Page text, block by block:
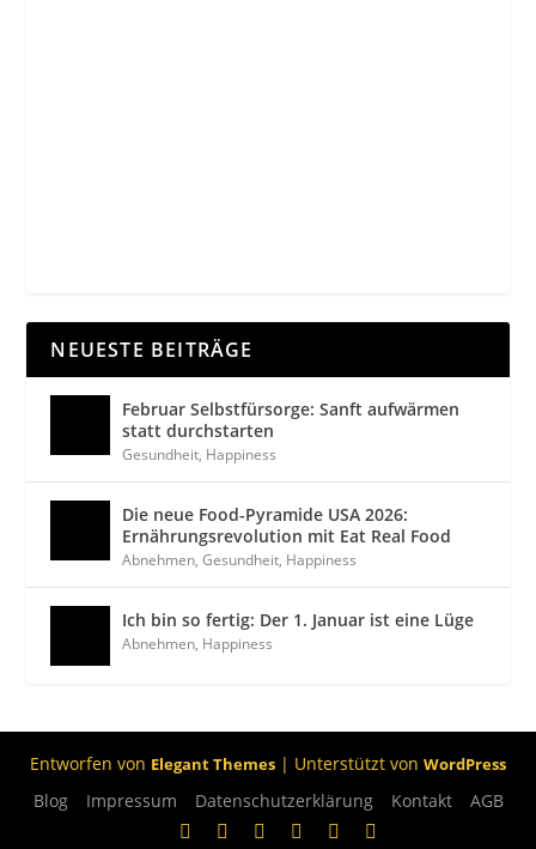
NEUESTE BEITRÄGE
Februar Selbstfürsorge: Sanft aufwärmen
statt durchstarten
Gesundheit, Happiness
Die neue Food-Pyramide USA 2026:
Ernährungsrevolution mit Eat Real Food
Abnehmen,Gesundheit, Happiness
Ich bin so fertig: Der 1. Januar ist eine Lüge
Abnehmen, Happiness
Entworfen von Elegant Themes | Unterstützt von WordPress
Blog Impressum Datenschutzerklärung Kontakt AGB